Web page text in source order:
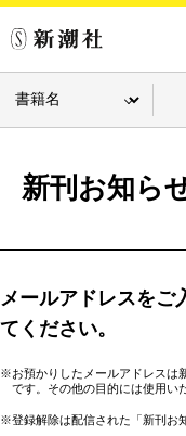
新刊お知ら
メールアドレスをご
てください。
※お預かりしたメールアドレスは
です。その他の目的には使用い
※登録解除は配信された「新刊お